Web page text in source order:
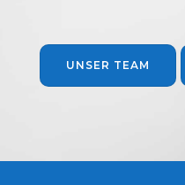
AKTUELLESUNSER TEAM